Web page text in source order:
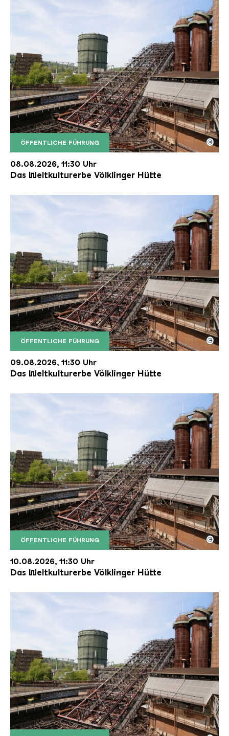
ÖFFENTLICHE FÜHRUNG
Der Erzschrägaufzug der Völklinger Hütte mit
Copyright: Weltkulturerbe Völklinger Hütte | Karl
©
08.08.2026, 11:30 Uhr
Das Weltkulturerbe Völklinger Hütte
ÖFFENTLICHE FÜHRUNG
Der Erzschrägaufzug der Völklinger Hütte mit
Copyright: Weltkulturerbe Völklinger Hütte | Karl
©
09.08.2026, 11:30 Uhr
Das Weltkulturerbe Völklinger Hütte
ÖFFENTLICHE FÜHRUNG
Der Erzschrägaufzug der Völklinger Hütte mit
Copyright: Weltkulturerbe Völklinger Hütte | Karl
©
10.08.2026, 11:30 Uhr
Das Weltkulturerbe Völklinger Hütte